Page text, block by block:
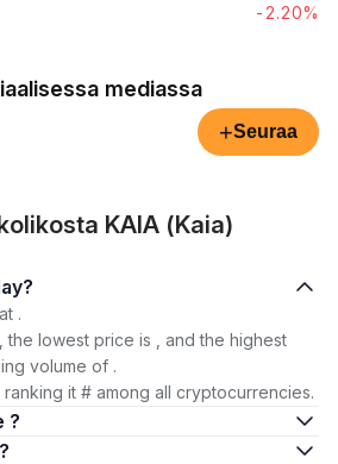
-2.20%
mediassa
+Seuraa
KAIA (Kaia)
is today?
.
the lowest price is , and the highest
volume of .
it # among all cryptocurrencies.
?